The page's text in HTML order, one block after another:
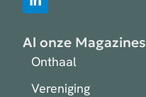
Al onze Magazines
Onthaal
Vereniging